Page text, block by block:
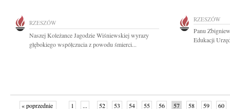
RZESZÓW
Naszej Koleżance Jagodzie Wiśniewskiej wyrazy
głębokiego współczucia z powodu śmierci...
RZESZÓW
Panu
Edukacji
« poprzednie 1 ... 52 53 54 55 56 57 58 59 60